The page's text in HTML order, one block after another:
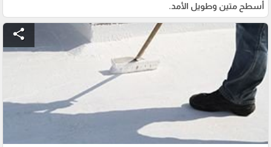
أسطح متين وطويل الأمد.
share